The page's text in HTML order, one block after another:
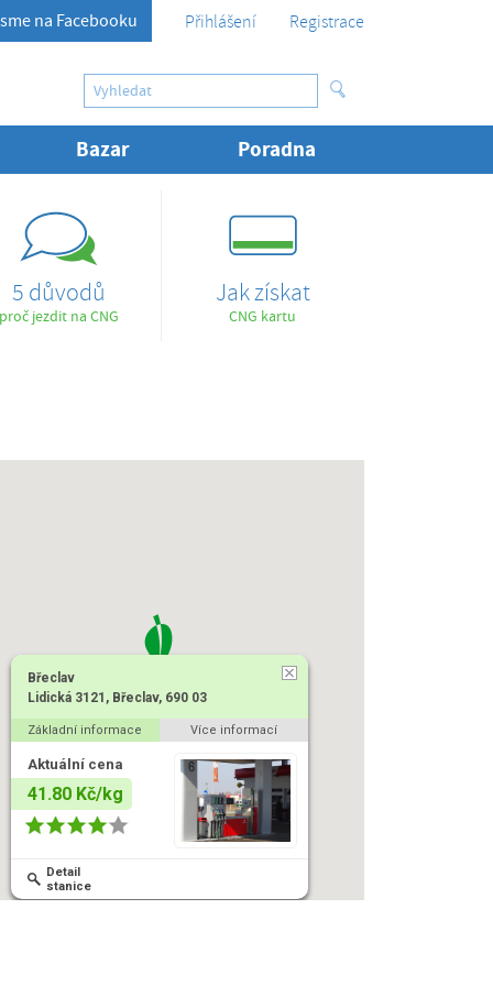
na Facebooku Přihlášení Registrace
Bazar Poradna
5 důvodů
proč jezdit na CNG
Jak získat
CNG kartu
Břeclav
Lidická 3121, Břeclav, 690 03
Základní informace Více informací
Aktuální cena
41.80 Kč/kg
Detail
stanice